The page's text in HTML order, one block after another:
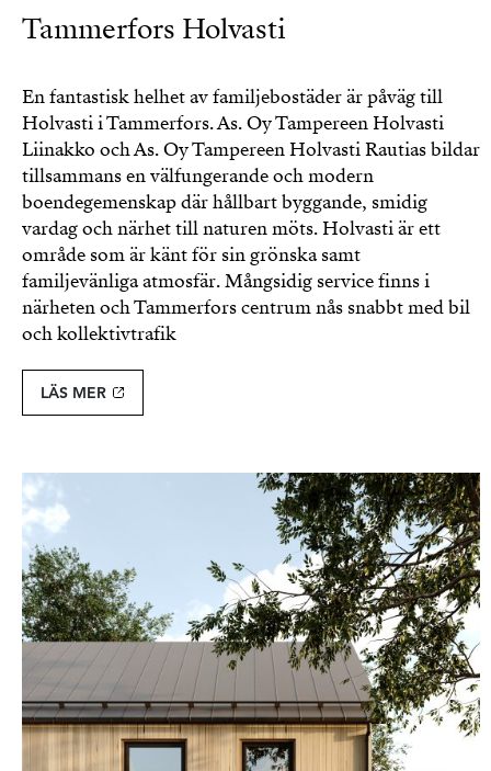
Tammerfors Holvasti
En fantastisk helhet av familjebostäder är påväg till
Holvasti i Tammerfors. As. Oy Tampereen Holvasti
Liinakko och As. Oy Tampereen Holvasti Rautias bildar
tillsammans en välfungerande och modern
boendegemenskap där hållbart byggande, smidig
vardag och närhet till naturen möts. Holvasti är ett
område som är känt för sin grönska samt
familjevänliga atmosfär. Mångsidig service finns i
närheten och Tammerfors centrum nås snabbt med bil
och kollektivtrafik
LÄS MER